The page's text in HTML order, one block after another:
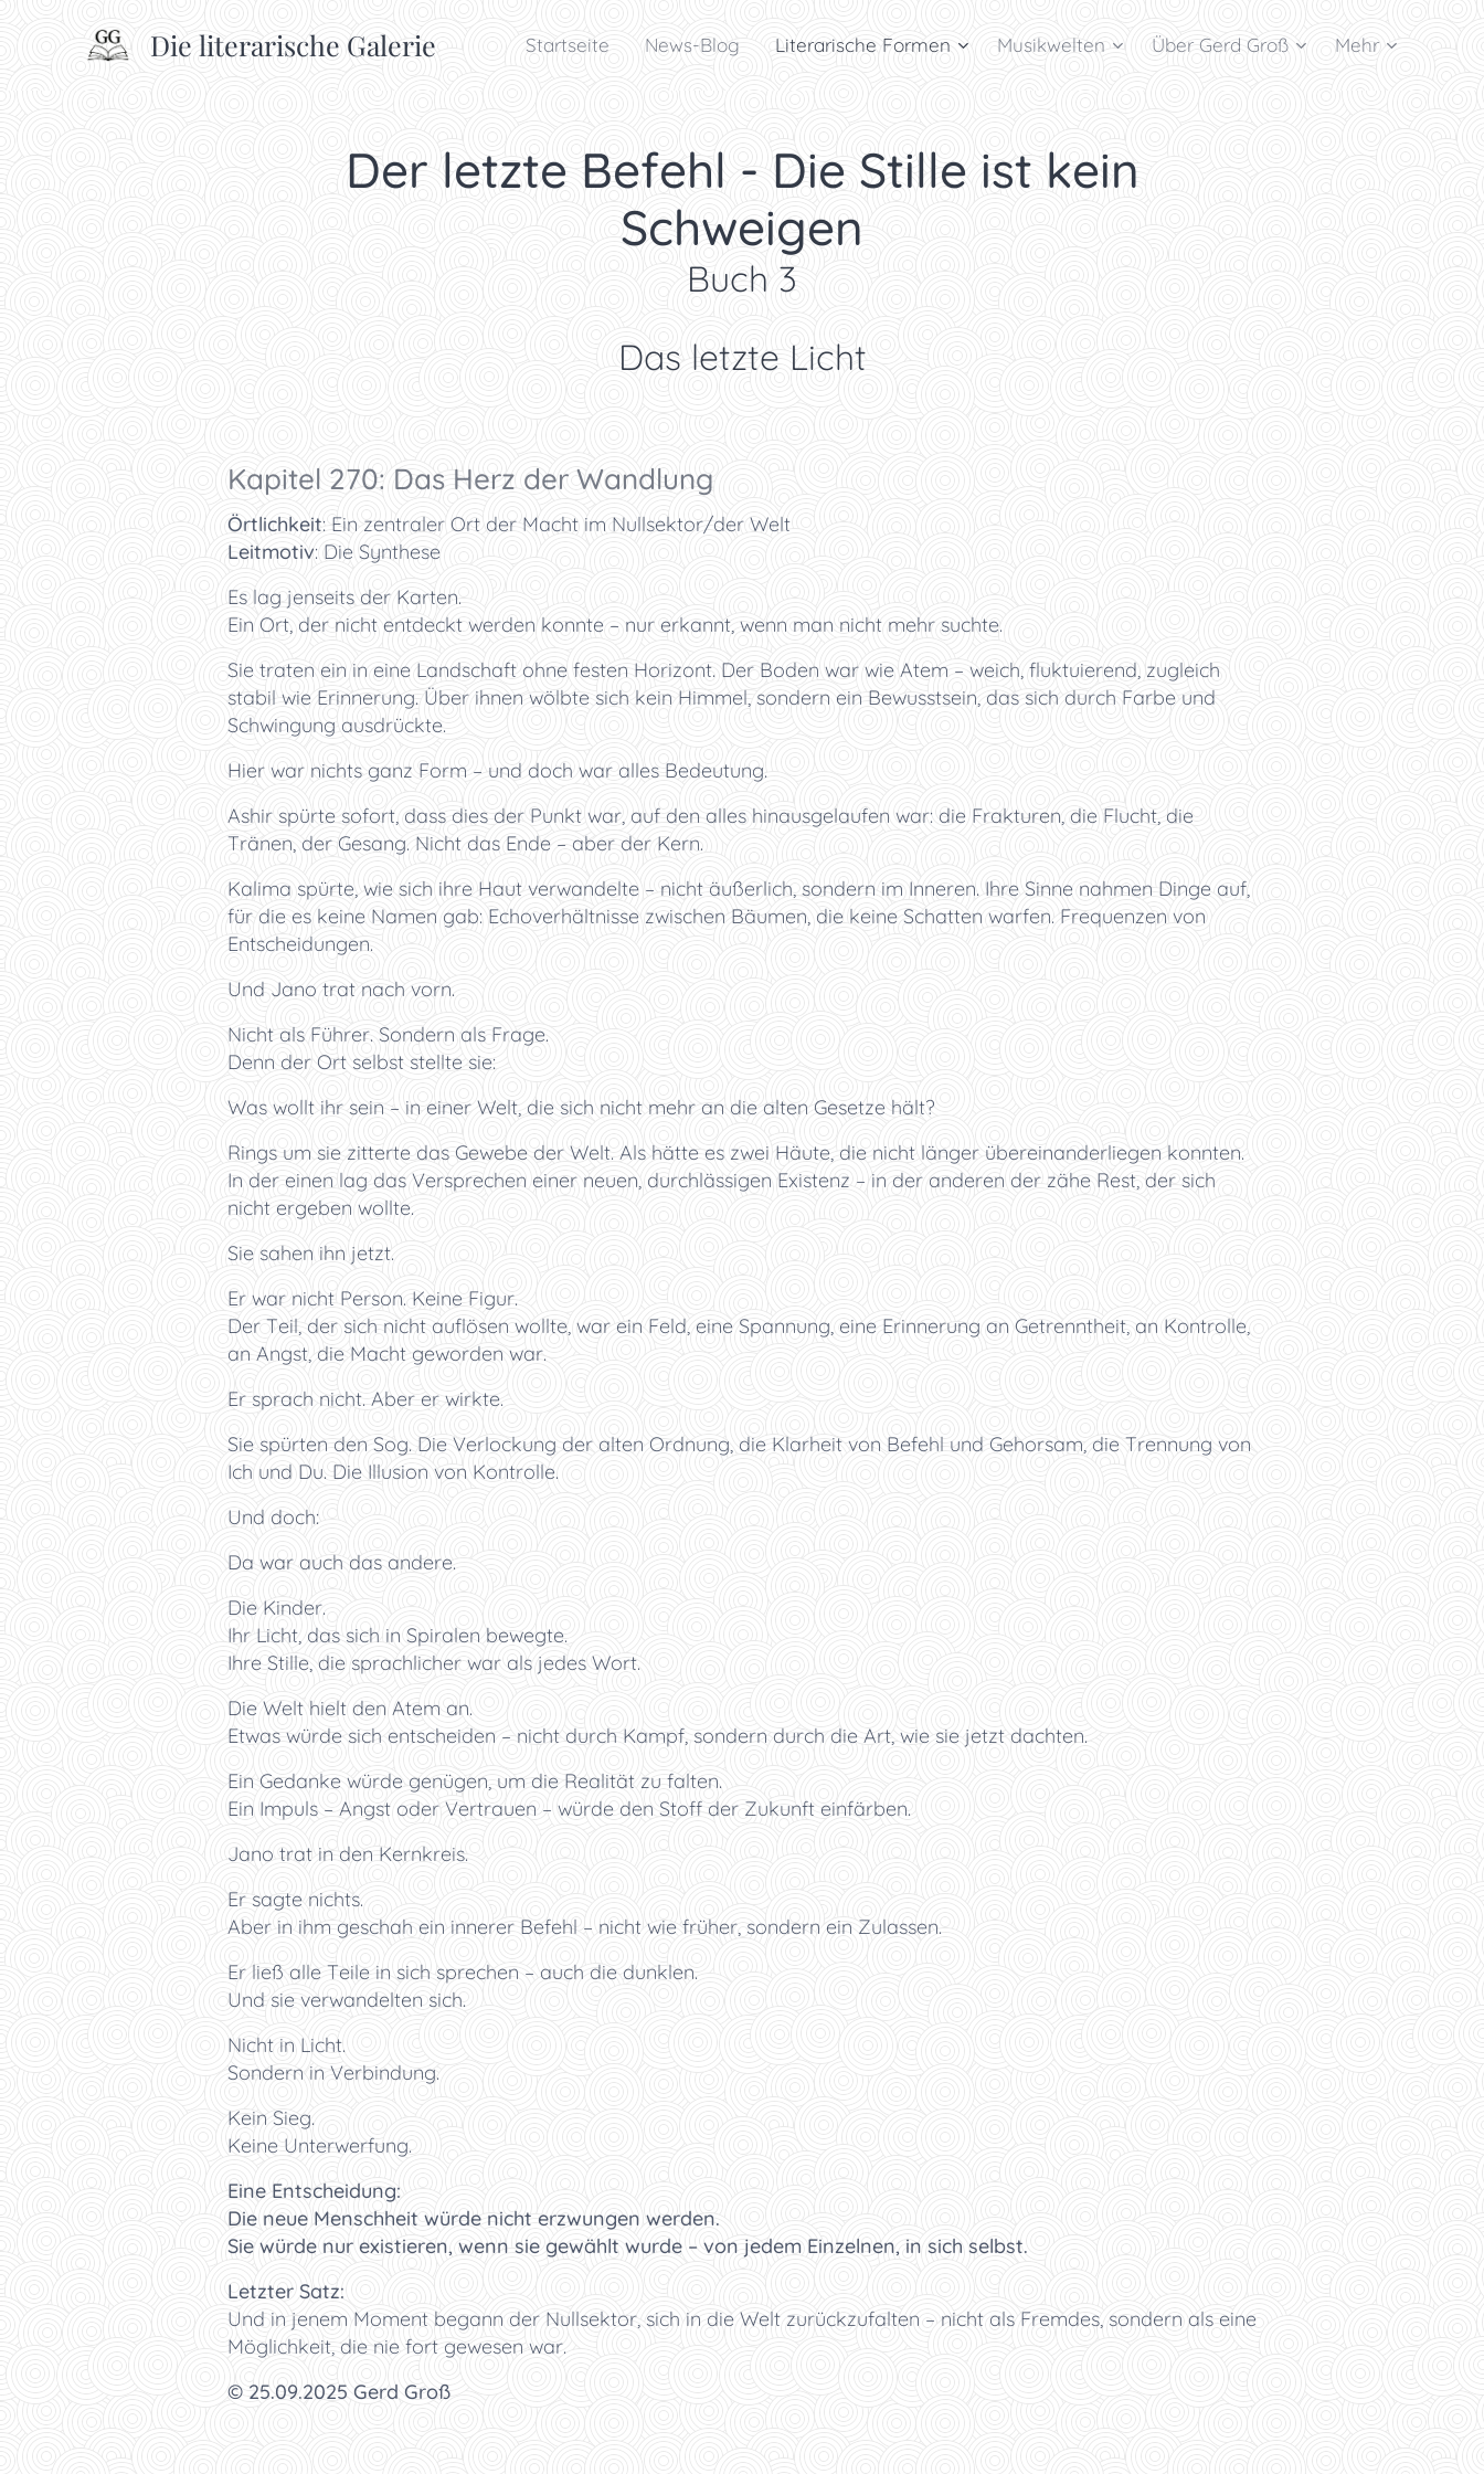
Die literarische Galerie Startseite News-Blog Literarische Formen Musikwelten Über Gerd Groß Mehr
Der letzte Befehl - Die Stille ist kein
Schweigen
Buch 3
Das letzte Licht
Kapitel 270: Das Herz der Wandlung
Örtlichkeit: Ein zentraler Ort der Macht im Nullsektor/der Welt
Leitmotiv: Die Synthese
Es lag jenseits der Karten.
Ein Ort, der nicht entdeckt werden konnte – nur erkannt, wenn man nicht mehr suchte.
Sie traten ein in eine Landschaft ohne festen Horizont. Der Boden war wie Atem – weich, fluktuierend, zugleich
stabil wie Erinnerung. Über ihnen wölbte sich kein Himmel, sondern ein Bewusstsein, das sich durch Farbe und
Schwingung ausdrückte.
Hier war nichts ganz Form – und doch war alles Bedeutung.
Ashir spürte sofort, dass dies der Punkt war, auf den alles hinausgelaufen war: die Frakturen, die Flucht, die
Tränen, der Gesang. Nicht das Ende – aber der Kern.
Kalima spürte, wie sich ihre Haut verwandelte – nicht äußerlich, sondern im Inneren. Ihre Sinne nahmen Dinge auf,
für die es keine Namen gab: Echoverhältnisse zwischen Bäumen, die keine Schatten warfen. Frequenzen von
Entscheidungen.
Und Jano trat nach vorn.
Nicht als Führer. Sondern als Frage.
Denn der Ort selbst stellte sie:
Was wollt ihr sein – in einer Welt, die sich nicht mehr an die alten Gesetze hält?
Rings um sie zitterte das Gewebe der Welt. Als hätte es zwei Häute, die nicht länger übereinanderliegen konnten.
In der einen lag das Versprechen einer neuen, durchlässigen Existenz – in der anderen der zähe Rest, der sich
nicht ergeben wollte.
Sie sahen ihn jetzt.
Er war nicht Person. Keine Figur.
Der Teil, der sich nicht auflösen wollte, war ein Feld, eine Spannung, eine Erinnerung an Getrenntheit, an Kontrolle,
an Angst, die Macht geworden war.
Er sprach nicht. Aber er wirkte.
Sie spürten den Sog. Die Verlockung der alten Ordnung, die Klarheit von Befehl und Gehorsam, die Trennung von
Ich und Du. Die Illusion von Kontrolle.
Und doch:
Da war auch das andere.
Die Kinder.
Ihr Licht, das sich in Spiralen bewegte.
Ihre Stille, die sprachlicher war als jedes Wort.
Die Welt hielt den Atem an.
Etwas würde sich entscheiden – nicht durch Kampf, sondern durch die Art, wie sie jetzt dachten.
Ein Gedanke würde genügen, um die Realität zu falten.
Ein Impuls – Angst oder Vertrauen – würde den Stoff der Zukunft einfärben.
Jano trat in den Kernkreis.
Er sagte nichts.
Aber in ihm geschah ein innerer Befehl – nicht wie früher, sondern ein Zulassen.
Er ließ alle Teile in sich sprechen – auch die dunklen.
Und sie verwandelten sich.
Nicht in Licht.
Sondern in Verbindung.
Kein Sieg.
Keine Unterwerfung.
Eine Entscheidung:
Die neue Menschheit würde nicht erzwungen werden.
Sie würde nur existieren, wenn sie gewählt wurde – von jedem Einzelnen, in sich selbst.
Letzter Satz:
Und in jenem Moment begann der Nullsektor, sich in die Welt zurückzufalten – nicht als Fremdes, sondern als eine
Möglichkeit, die nie fort gewesen war.
© 25.09.2025 Gerd Groß